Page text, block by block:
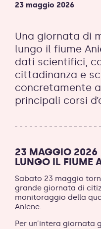
23 maggio 2026
Una giornata di
lungo il fiume
dati scientifici,
cittadinanza e
concretamente
principali corsi
23 MAGGIO 2026
LUNGO IL FIUME
Sabato 23 maggio
grande giornata di
monitoraggio della
Aniene.
Per un’intera giornata